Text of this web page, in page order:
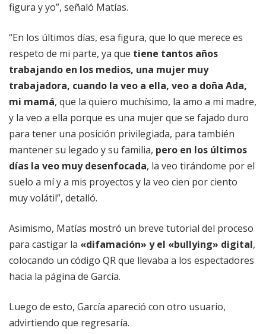
figura y yo”, señaló Matías.
“En los últimos días, esa figura, que lo que merece es
respeto de mi parte, ya que tiene tantos años
trabajando en los medios, una mujer muy
trabajadora, cuando la veo a ella, veo a doña Ada,
mi mamá, que la quiero muchísimo, la amo a mi madre,
y la veo a ella porque es una mujer que se fajado duro
para tener una posición privilegiada, para también
mantener su legado y su familia, pero en los últimos
días la veo muy desenfocada, la veo tirándome por el
suelo a mí y a mis proyectos y la veo cien por ciento
muy volátil”, detalló.
Asimismo, Matías mostró un breve tutorial del proceso
para castigar la «difamación» y el «bullying» digital,
colocando un código QR que llevaba a los espectadores
hacia la página de García.
Luego de esto, García apareció con otro usuario,
advirtiendo que regresaría.